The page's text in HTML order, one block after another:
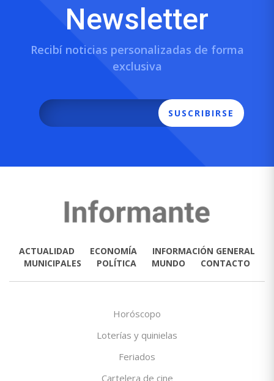
Newsletter
Recibí noticias personalizadas de forma
exclusiva
SUSCRIBIRSE
ACTUALIDAD ECONOMÍA
INFORMACIÓN GENERAL
MUNICIPALES
POLÍTICA MUNDO CONTACTO
Horóscopo
Loterías y quinielas
Feriados
Cartelera de cine